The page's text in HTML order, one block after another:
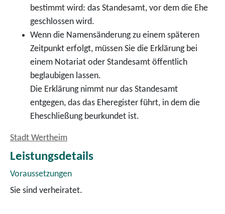
bestimmt wird: das Standesamt, vor dem die Ehe
geschlossen wird.
Wenn die Namensänderung zu einem späteren
Zeitpunkt erfolgt, müssen Sie die Erklärung bei
einem Notariat oder Standesamt öffentlich
beglaubigen lassen.
Die Erklärung nimmt nur das Standesamt
entgegen, das das Eheregister führt, in dem die
Eheschließung beurkundet ist.
Stadt Wertheim
Leistungsdetails
Voraussetzungen
Sie sind verheiratet.